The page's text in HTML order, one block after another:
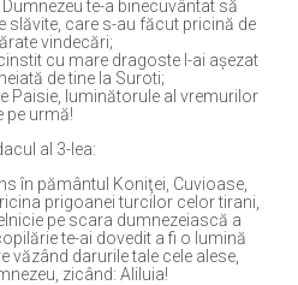
te-a binecuvântat să
slăvite, care s-au făcut pricină de
vindecări;
cu mare dragoste l-ai aşezat
de tine la Suroti;
Paisie, luminătorule al vremurilor
pe urmă!
al 3-lea:
în pământul Koniţei, Cuvioase,
prigoanei turcilor celor tirani,
pe scara dumnezeiască a
te-ai dovedit a fi o lumină
văzând darurile tale cele alese,
zicând: Aliluia!